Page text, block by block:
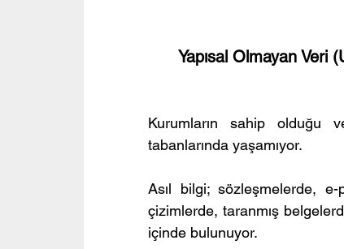
Yapısal Olmayan Veri
Kurumların sahip olduğu
tabanlarında yaşamıyor.
Asıl bilgi; sözleşmelerde,
çizimlerde, taranmış
içinde bulunuyor.